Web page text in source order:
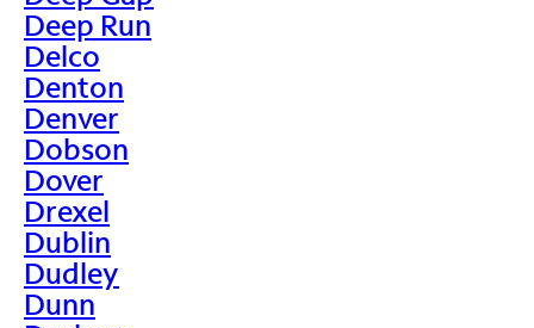
Deep Run
Delco
Denton
Denver
Dobson
Dover
Drexel
Dublin
Dudley
Dunn